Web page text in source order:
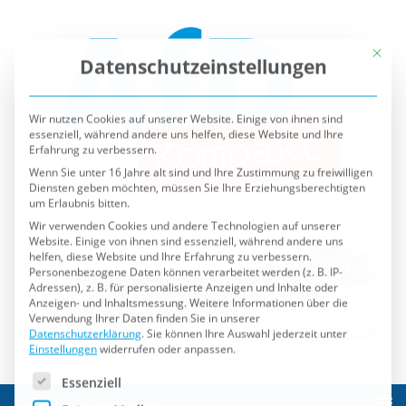
Datenschutzeinstellungen
Wir nutzen Cookies auf unserer Website. Einige von ihnen sind
Erfahrung zu verbessern.
Wenn Sie unter 16 Jahre alt sind und Ihre Zustimmung zu freiwilligen
um Erlaubnis bitten.
Wir verwenden Cookies und andere Technologien auf unserer
helfen, diese Website und Ihre Erfahrung zu verbessern.
Personenbezogene Daten können verarbeitet werden (z. B. IP-
Adressen), z. B. für personalisierte Anzeigen und Inhalte oder
Anzeigen- und Inhaltsmessung.Weitere Informationen über die
Verwendung Ihrer Daten finden Sie in unserer
Datenschutzerklärung.Sie können Ihre Auswahl jederzeit unter
Einstellungenwiderrufen oder anpassen.
Es folgt eine Liste der Service-Gruppen, für die eine
Essenziell
Externe Medien